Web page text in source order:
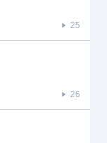
25
26